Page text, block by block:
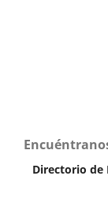
Directorio de